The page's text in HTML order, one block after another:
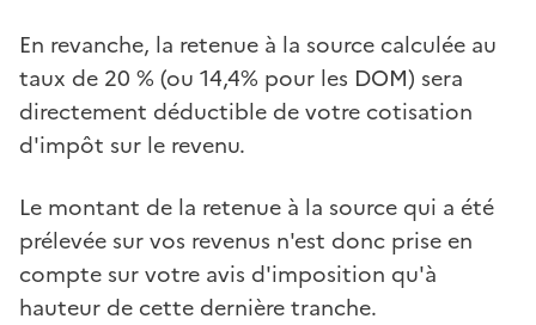
En revanche, la retenue à la source calculée au
taux de 20 % (ou 14,4% pour les DOM) sera
directement déductible de votre cotisation
d'impôt sur le revenu.
Le montant de la retenue à la source qui a été
prélevée sur vos revenus n'est donc prise en
compte sur votre avis d'imposition qu'à
hauteur de cette dernière tranche.